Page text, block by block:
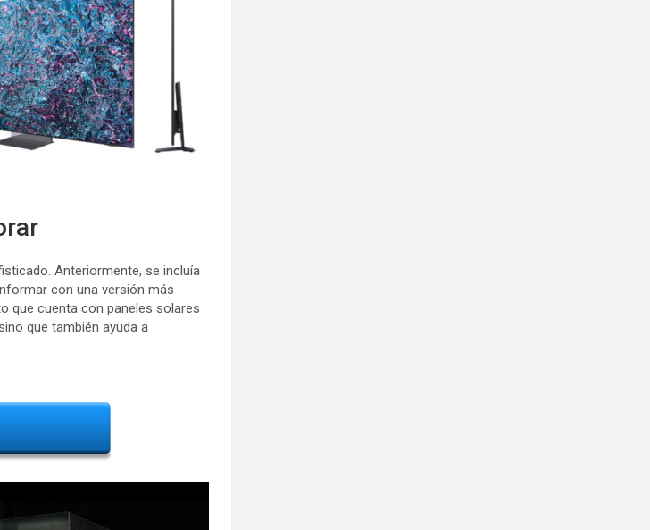
Anteriormente, se incluía
con una versión más
que cuenta con paneles solares
que también ayuda a